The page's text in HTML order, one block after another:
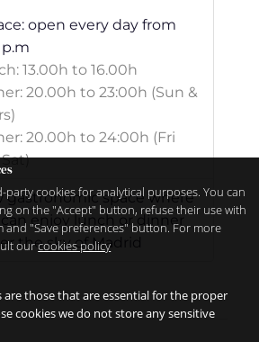
open every day from
p.m
13.00h to 16.00h
20.00h to 23:00h (Sun &
20.00h to 24:00h (Fri
gastronomic space where
can enjoy lunch or dinner
the sky of Madrid
cookies for analytical purposes. You can
on the "Accept" button, refuse their use with
and "Save preferences" button. For more
ourcookies policy
are those that are essential for the proper
cookies we do not store any sensitive